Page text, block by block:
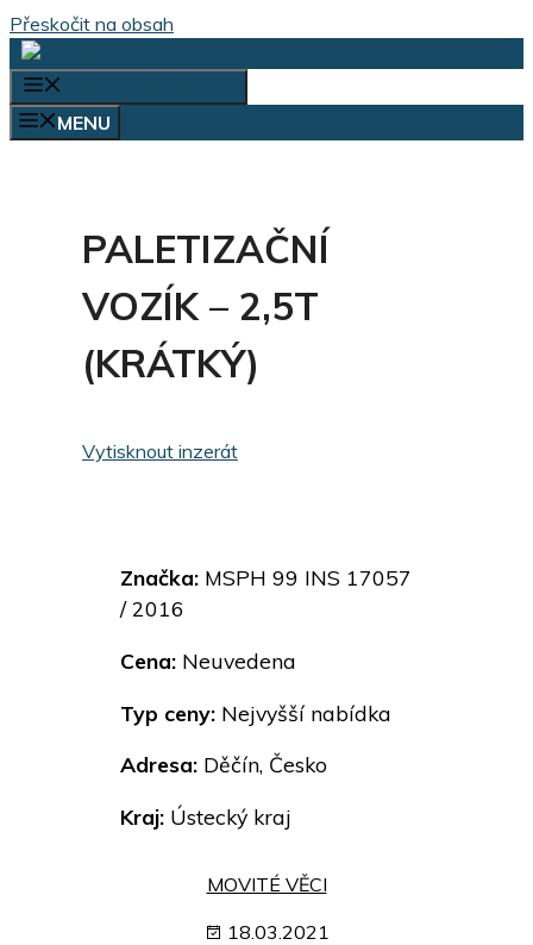
Přeskočit na obsah
MENU
PALETIZAČNÍ
VOZÍK – 2,5T
(KRÁTKÝ)
Vytisknout inzerát
Značka: MSPH 99 INS 17057
/ 2016
Cena: Neuvedena
Typ ceny: Nejvyšší nabídka
Adresa: Děčín, Česko
Kraj: Ústecký kraj
MOVITÉ VĚCI
18.03.2021